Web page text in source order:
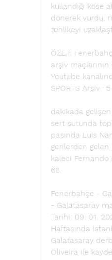
kullandığı köşe
dönerek vurdu,
tehlikeyi
ÖZET:
arşiv
Youtube
SPORTS Arşiv ·
dakikada gelişen
sert şutunda
pasında Luis
gerilerden
kaleci Fernando
68.
Fenerbahçe -
- Galatasaray
Tarihi: 09. 01.
Haftasında
Galatasaray
Oliveira ile